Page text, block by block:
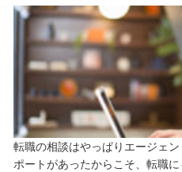
転職の相談はやっぱりエージェ
ポートがあったからこそ、転職に